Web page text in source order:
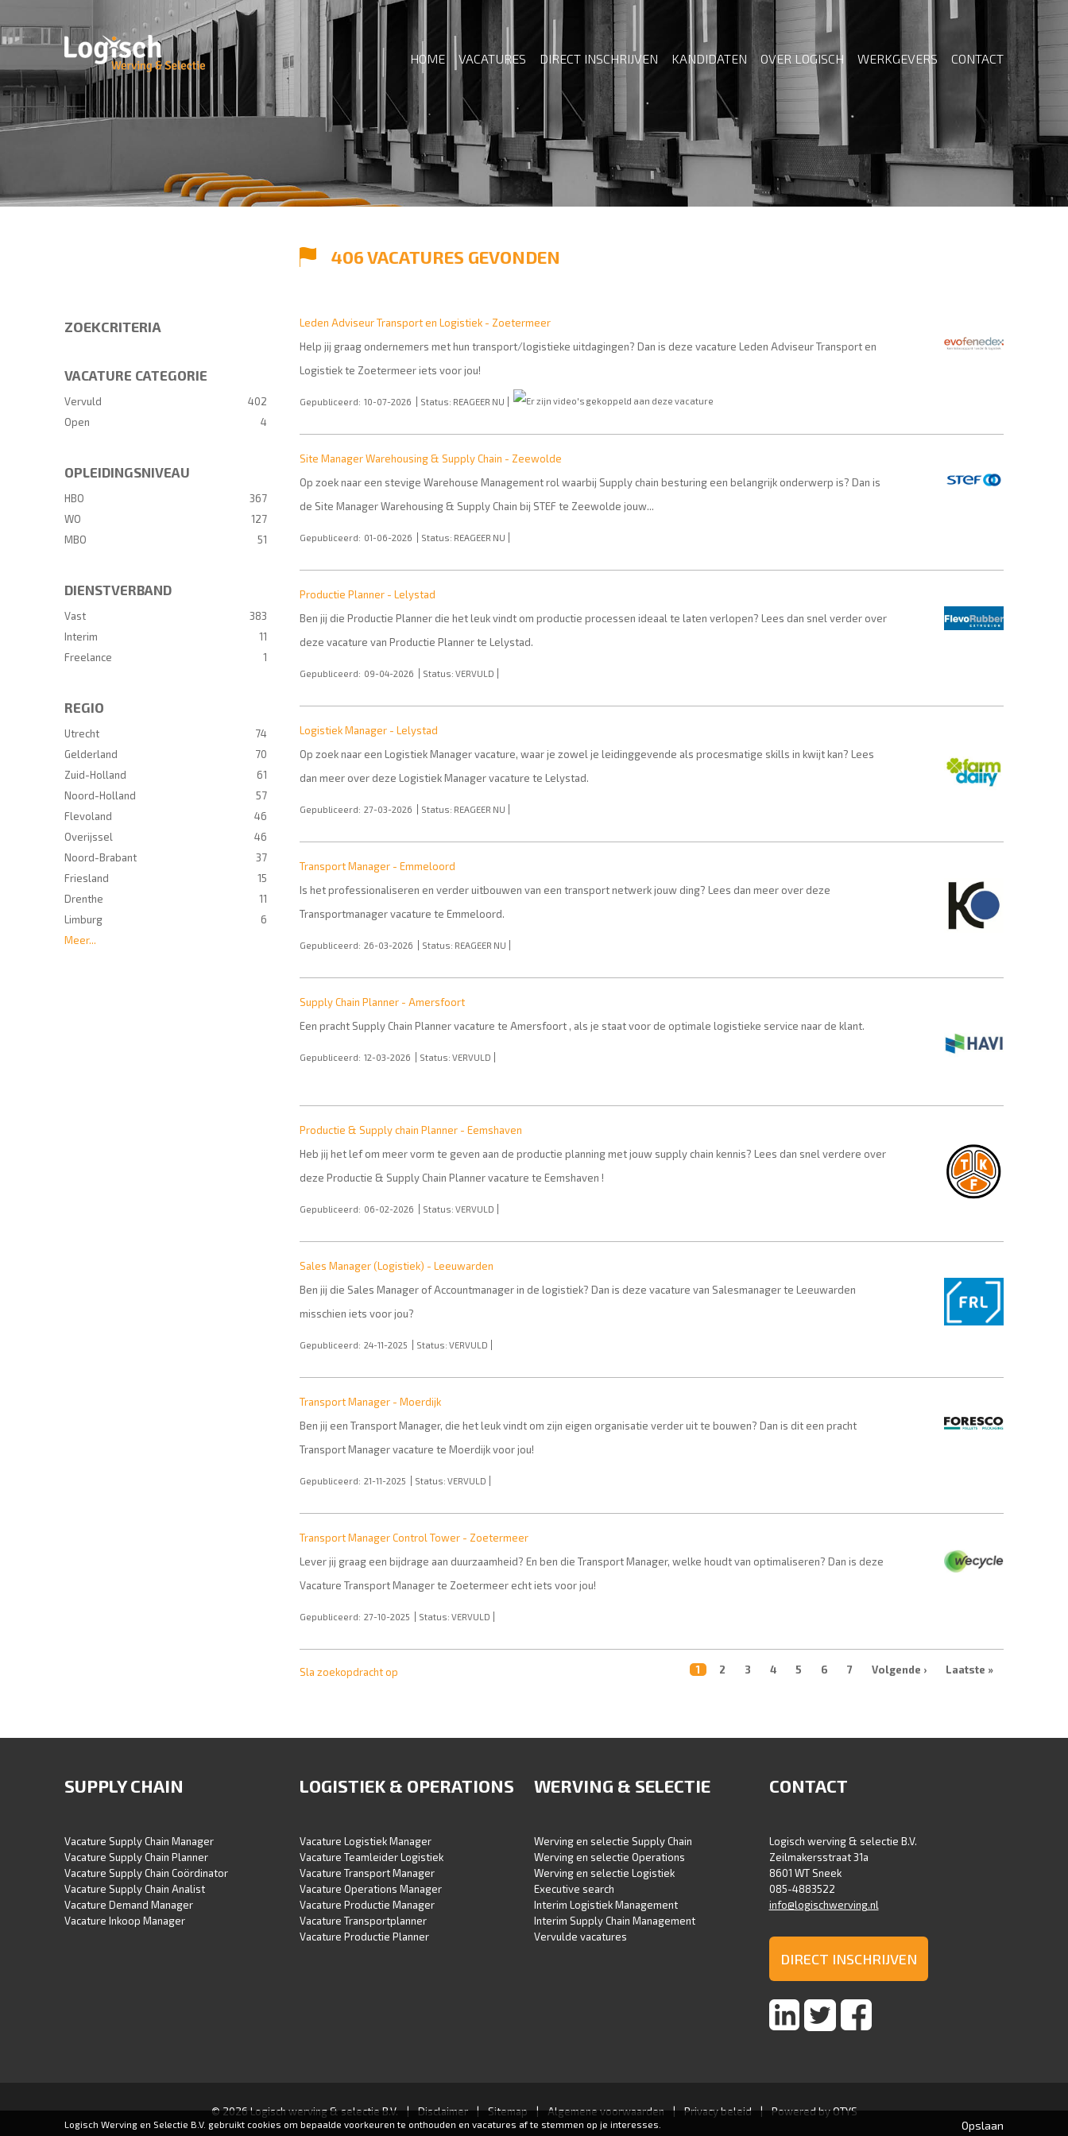
HOME VACATURES DIRECT INSCHRIJVEN KANDIDATEN OVER LOGISCH WERKGEVERS CONTACT
ZOEKCRITERIA
VACATURE CATEGORIE
Vervuld
402
Open
4
OPLEIDINGSNIVEAU
HBO
367
WO
127
MBO
51
DIENSTVERBAND
Vast
383
Interim
11
Freelance
1
REGIO
Utrecht
74
Gelderland
70
Zuid-Holland
61
Noord-Holland
57
Flevoland
46
Overijssel
46
Noord-Brabant
37
Friesland
15
Drenthe
11
Limburg
6
Meer...
406 VACATURES GEVONDEN
Leden Adviseur Transport en Logistiek - Zoetermeer
Help jij graag ondernemers met hun transport/logistieke uitdagingen? Dan is deze vacature Leden Adviseur Transport en
Logistiek te Zoetermeer iets voor jou!
Gepubliceerd: 10-07-2026 Status: REAGEER NU
Site Manager Warehousing & Supply Chain - Zeewolde
Op zoek naar een stevige Warehouse Management rol waarbij Supply chain besturing een belangrijk onderwerp is? Dan is
de Site Manager Warehousing & Supply Chain bij STEF te Zeewolde jouw...
Gepubliceerd: 01-06-2026 Status: REAGEER NU
Productie Planner - Lelystad
Ben jij die Productie Planner die het leuk vindt om productie processen ideaal te laten verlopen? Lees dan snel verder over
deze vacature van Productie Planner te Lelystad.
Gepubliceerd: 09-04-2026 Status: VERVULD
Logistiek Manager - Lelystad
Op zoek naar een Logistiek Manager vacature, waar je zowel je leidinggevende als procesmatige skills in kwijt kan? Lees
dan meer over deze Logistiek Manager vacature te Lelystad.
Gepubliceerd: 27-03-2026 Status: REAGEER NU
Transport Manager - Emmeloord
Is het professionaliseren en verder uitbouwen van een transport netwerk jouw ding? Lees dan meer over deze
Transportmanager vacature te Emmeloord.
Gepubliceerd: 26-03-2026 Status: REAGEER NU
Supply Chain Planner - Amersfoort
Een pracht Supply Chain Planner vacature te Amersfoort , als je staat voor de optimale logistieke service naar de klant.
Gepubliceerd: 12-03-2026 Status: VERVULD
Productie & Supply chain Planner - Eemshaven
Heb jij het lef om meer vorm te geven aan de productie planning met jouw supply chain kennis? Lees dan snel verdere over
deze Productie & Supply Chain Planner vacature te Eemshaven !
Gepubliceerd: 06-02-2026 Status: VERVULD
Sales Manager (Logistiek) - Leeuwarden
Ben jij die Sales Manager of Accountmanager in de logistiek? Dan is deze vacature van Salesmanager te Leeuwarden
misschien iets voor jou?
Gepubliceerd: 24-11-2025 Status: VERVULD
Transport Manager - Moerdijk
Ben jij een Transport Manager, die het leuk vindt om zijn eigen organisatie verder uit te bouwen? Dan is dit een pracht
Transport Manager vacature te Moerdijk voor jou!
Gepubliceerd: 21-11-2025 Status: VERVULD
Transport Manager Control Tower - Zoetermeer
Lever jij graag een bijdrage aan duurzaamheid? En ben die Transport Manager, welke houdt van optimaliseren? Dan is deze
Vacature Transport Manager te Zoetermeer echt iets voor jou!
Gepubliceerd: 27-10-2025 Status: VERVULD
1 2 3 4 5 6 7 Volgende › Laatste »
Sla zoekopdracht op
CONTACT
Logisch werving & selectie B.V.
Zeilmakersstraat 31a
8601 WT Sneek
085-4883522
info@logischwerving.nl
DIRECT INSCHRIJVEN
SUPPLY CHAIN
Vacature Supply Chain Manager
Vacature Supply Chain Planner
Vacature Supply Chain Coördinator
Vacature Supply Chain Analist
Vacature Demand Manager
Vacature Inkoop Manager
LOGISTIEK & OPERATIONS
Vacature Logistiek Manager
Vacature Teamleider Logistiek
Vacature Transport Manager
Vacature Operations Manager
Vacature Productie Manager
Vacature Transportplanner
Vacature Productie Planner
WERVING & SELECTIE
Werving en selectie Supply Chain
Werving en selectie Operations
Werving en selectie Logistiek
Executive search
Interim Logistiek Management
Interim Supply Chain Management
Vervulde vacatures
© 2026 Logisch werving & selectie B.V. | Disclaimer | Sitemap | Algemene voorwaarden | Privacy beleid | Powered by OTYS
Logisch Werving en Selectie B.V. gebruikt cookies om bepaalde voorkeuren te onthouden en vacatures af te stemmen op je interesses.